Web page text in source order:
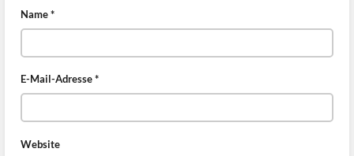
Name*
E-Mail-Adresse*
Website